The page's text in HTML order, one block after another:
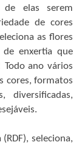
elas serem
de cores
as flores
enxertia que
ano vários
cores, formatos
diversificadas,
seleciona,